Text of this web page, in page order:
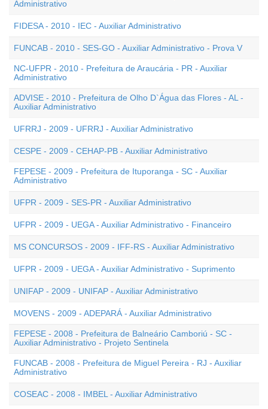
Administrativo
FIDESA - 2010 - IEC - Auxiliar Administrativo
FUNCAB - 2010 - SES-GO - Auxiliar Administrativo - Prova V
NC-UFPR - 2010 - Prefeitura de Araucária - PR - Auxiliar
Administrativo
ADVISE - 2010 - Prefeitura de Olho D`Água das Flores - AL -
Auxiliar Administrativo
UFRRJ - 2009 - UFRRJ - Auxiliar Administrativo
CESPE - 2009 - CEHAP-PB - Auxiliar Administrativo
FEPESE - 2009 - Prefeitura de Ituporanga - SC - Auxiliar
Administrativo
UFPR - 2009 - SES-PR - Auxiliar Administrativo
UFPR - 2009 - UEGA - Auxiliar Administrativo - Financeiro
MS CONCURSOS - 2009 - IFF-RS - Auxiliar Administrativo
UFPR - 2009 - UEGA - Auxiliar Administrativo - Suprimento
UNIFAP - 2009 - UNIFAP - Auxiliar Administrativo
MOVENS - 2009 - ADEPARÁ - Auxiliar Administrativo
FEPESE - 2008 - Prefeitura de Balneário Camboriú - SC -
Auxiliar Administrativo - Projeto Sentinela
FUNCAB - 2008 - Prefeitura de Miguel Pereira - RJ - Auxiliar
Administrativo
COSEAC - 2008 - IMBEL - Auxiliar Administrativo